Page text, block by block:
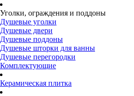
Уголки, ограждения и поддоны
Душевые уголки
Душевые двери
Душевые поддоны
Душевые шторки для ванны
Душевые перегородки
Комплектующие
Керамическая плитка